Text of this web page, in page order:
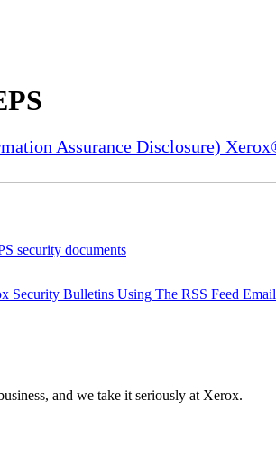
Assurance Disclosure)
security documents
Security Bulletins Using The RSS Feed
and we take it seriously at Xerox.